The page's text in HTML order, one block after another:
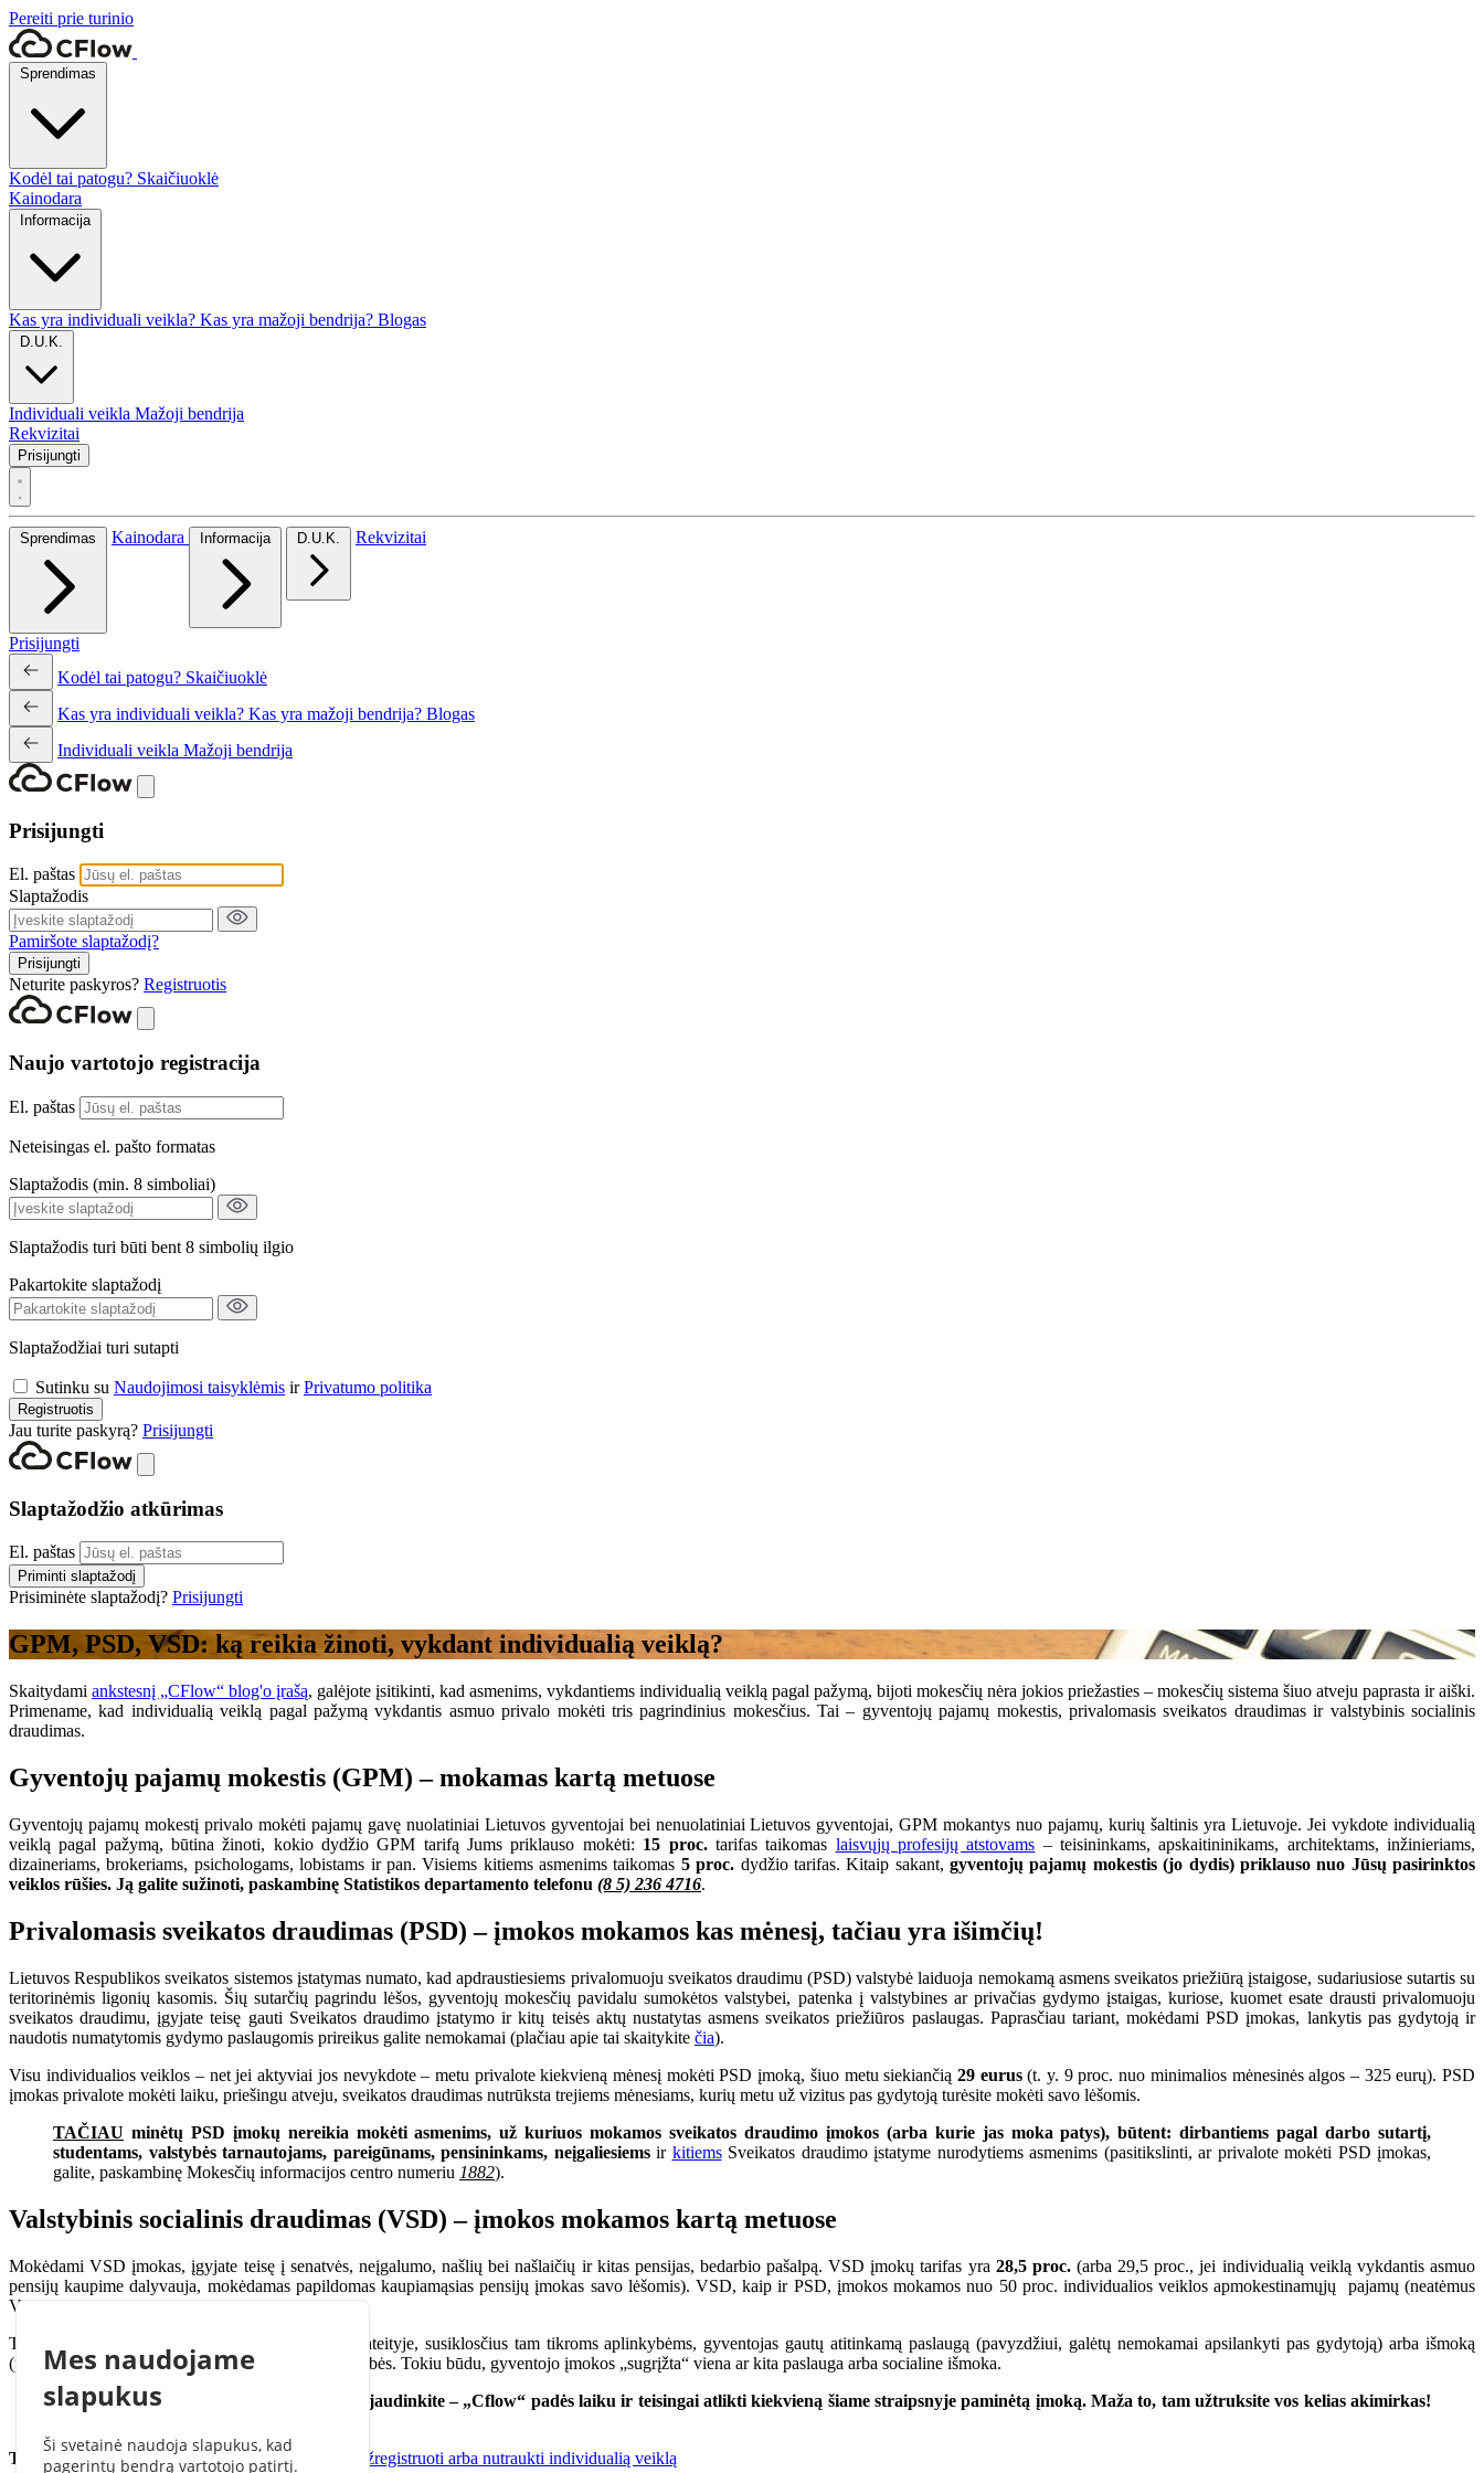
Pereiti prie turinio
Sprendimas
Kodėl tai patogu? Skaičiuoklė
Kainodara
Informacija
Kas yra individuali veikla? Kas yra mažoji bendrija? Blogas
D.U.K.
Individuali veikla Mažoji bendrija
Rekvizitai
Prisijungti
Sprendimas Kainodara Informacija D.U.K. Rekvizitai
Prisijungti
Kodėl tai patogu? Skaičiuoklė
Kas yra individuali veikla? Kas yra mažoji bendrija? Blogas
Individuali veikla Mažoji bendrija
Prisijungti
El. paštas
Slaptažodis
Pamiršote slaptažodį?
Prisijungti
Neturite paskyros? Registruotis
Naujo vartotojo registracija
El. paštas
Neteisingas el. pašto formatas
Slaptažodis (min. 8 simboliai)
Slaptažodis turi būti bent 8 simbolių ilgio
Pakartokite slaptažodį
Slaptažodžiai turi sutapti
Sutinku su Naudojimosi taisyklėmis irPrivatumo politika
Registruotis
Jau turite paskyrą? Prisijungti
Slaptažodžio atkūrimas
El. paštas
Priminti slaptažodį
Prisiminėte slaptažodį? Prisijungti
GPM, PSD, VSD: ką reikia žinoti, vykdant individualią veiklą?
Skaitydami ankstesnį „CFlow“ blog'o įrašą, galėjote įsitikinti, kad asmenims, vykdantiems individualią veiklą pagal pažymą, bijoti mokesčių nėra jokios priežasties – mokesčių sistema šiuo atveju paprasta ir aiški.
Primename, kad individualią veiklą pagal pažymą vykdantis asmuo privalo mokėti tris pagrindinius mokesčius. Tai – gyventojų pajamų mokestis, privalomasis sveikatos draudimas ir valstybinis socialinis
draudimas.
Gyventojų pajamų mokestis (GPM) – mokamas kartą metuose
Gyventojų pajamų mokestį privalo mokėti pajamų gavę nuolatiniai Lietuvos gyventojai bei nenuolatiniai Lietuvos gyventojai, GPM mokantys nuo pajamų, kurių šaltinis yra Lietuvoje. Jei vykdote individualią
veiklą pagal pažymą, būtina žinoti, kokio dydžio GPM tarifą Jums priklauso mokėti: 15 proc.tarifas taikomas laisvųjų profesijų atstovams – teisininkams, apskaitininikams, architektams, inžinieriams,
dizaineriams, brokeriams, psichologams, lobistams ir pan. Visiems kitiems asmenims taikomas 5 proc. dydžio tarifas. Kitaip sakant, gyventojų pajamų mokestis (jo dydis) priklauso nuo Jūsų pasirinktos
veiklos rūšies. Ją galite sužinoti, paskambinę Statistikos departamento telefonu (8 5) 236 4716.
Privalomasis sveikatos draudimas (PSD) – įmokos mokamos kas mėnesį, tačiau yra išimčių!
Lietuvos Respublikos sveikatos sistemos įstatymas numato, kad apdraustiesiems privalomuoju sveikatos draudimu (PSD) valstybė laiduoja nemokamą asmens sveikatos priežiūrą įstaigose, sudariusiose sutartis su
teritorinėmis ligonių kasomis. Šių sutarčių pagrindu lėšos, gyventojų mokesčių pavidalu sumokėtos valstybei, patenka į valstybines ar privačias gydymo įstaigas, kuriose, kuomet esate drausti privalomuoju
sveikatos draudimu, įgyjate teisę gauti Sveikatos draudimo įstatymo ir kitų teisės aktų nustatytas asmens sveikatos priežiūros paslaugas. Paprasčiau tariant, mokėdami PSD įmokas, lankytis pas gydytoją ir
naudotis numatytomis gydymo paslaugomis prireikus galite nemokamai (plačiau apie tai skaitykite čia).
Visu individualios veiklos – net jei aktyviai jos nevykdote – metu privalote kiekvieną mėnesį mokėti PSD įmoką, šiuo metu siekiančią 29 eurus(t. y. 9 proc. nuo minimalios mėnesinės algos – 325 eurų). PSD
įmokas privalote mokėti laiku, priešingu atveju, sveikatos draudimas nutrūksta trejiems mėnesiams, kurių metu už vizitus pas gydytoją turėsite mokėti savo lėšomis.
TAČIAU minėtų PSD įmokų nereikia mokėti asmenims, už kuriuos mokamos sveikatos draudimo įmokos (arba kurie jas moka patys), būtent: dirbantiems pagal darbo sutartį,
studentams, valstybės tarnautojams, pareigūnams, pensininkams, neįgaliesiemsir kitiemsSveikatos draudimo įstatyme nurodytiems asmenims (pasitikslinti, ar privalote mokėti PSD įmokas,
galite, paskambinę Mokesčių informacijos centro numeriu 1882).
Valstybinis socialinis draudimas (VSD) – įmokos mokamos kartą metuose
Mokėdami VSD įmokas, įgyjate teisę į senatvės, neįgalumo, našlių bei našlaičių ir kitas pensijas, bedarbio pašalpą. VSD įmokų tarifas yra 28,5 proc.(arba 29,5 proc., jei individualią veiklą vykdantis asmuo
pensijų kaupime dalyvauja, mokėdamas papildomas kaupiamąsias pensijų įmokas savo lėšomis). VSD, kaip ir PSD, įmokos mokamos nuo 50 proc. individualios veiklos apmokestinamųjų pajamų (neatėmus
VSD ir PSD įmokų) sumos.
Taigi PSD ir VSD įmokos mokamos už tai, kad ateityje, susiklosčius tam tikroms aplinkybėms, gyventojas gautų atitinkamą paslaugą (pavyzdžiui, galėtų nemokamai apsilankyti pas gydytoją) arba išmoką
(pavyzdžiui, pensijos ar bedarbio pašalpos) iš valstybės. Tokiu būdu, gyventojo įmokos „sugrįžta“ viena ar kita paslauga arba socialine išmoka.
Vis tiek skamba pernelyg sudėtingai? Nesijaudinkite – „Cflow“ padės laiku ir teisingai atlikti kiekvieną šiame straipsnyje paminėtą įmoką. Maža to, tam užtruksite vos kelias akimirkas!
Toliau skaitykite:
Paprasta, kaip du kart du: kaip užregistruoti arba nutraukti individualią veiklą
Mes naudojame
slapukus
Ši svetainė naudoja slapukus, kad
pagerintų bendrą vartotojo patirtį.